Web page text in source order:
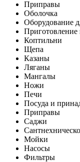
Приправы
Оболочка
Оборудование
Коптильни
Щепа
Казаны
Ляганы
Мангалы
Ножи
Печи
Посуда и
Приправы
Саджи
Мойки
Насосы
Фильтры